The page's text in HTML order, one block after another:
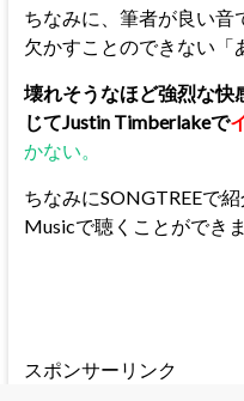
ちなみに、筆者が良い音
欠かすことのできない「
壊れそうなほど強烈な快
じてJustin Timberlakeで
かない。
ちなみにSONGTREEで
Musicで聴くことができま
スポンサーリンク